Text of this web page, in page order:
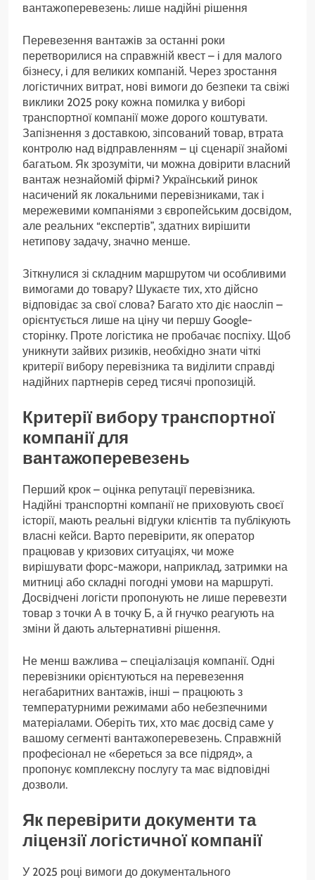
вантажоперевезень: лише надійні рішення
Перевезення вантажів за останні роки
перетворилися на справжній квест – і для малого
бізнесу, і для великих компаній. Через зростання
логістичних витрат, нові вимоги до безпеки та свіжі
виклики 2025 року кожна помилка у виборі
транспортної компанії може дорого коштувати.
Запізнення з доставкою, зіпсований товар, втрата
контролю над відправленням – ці сценарії знайомі
багатьом. Як зрозуміти, чи можна довірити власний
вантаж незнайомій фірмі? Український ринок
насичений як локальними перевізниками, так і
мережевими компаніями з європейським досвідом,
але реальних “експертів”, здатних вирішити
нетипову задачу, значно менше.
Зіткнулися зі складним маршрутом чи особливими
вимогами до товару? Шукаєте тих, хто дійсно
відповідає за свої слова? Багато хто діє наосліп –
орієнтується лише на ціну чи першу Google-
сторінку. Проте логістика не пробачає поспіху. Щоб
уникнути зайвих ризиків, необхідно знати чіткі
критерії вибору перевізника та виділити справді
надійних партнерів серед тисячі пропозицій.
Критерії вибору транспортної
компанії для
вантажоперевезень
Перший крок – оцінка репутації перевізника.
Надійні транспортні компанії не приховують своєї
історії, мають реальні відгуки клієнтів та публікують
власні кейси. Варто перевірити, як оператор
працював у кризових ситуаціях, чи може
вирішувати форс-мажори, наприклад, затримки на
митниці або складні погодні умови на маршруті.
Досвідчені логісти пропонують не лише перевезти
товар з точки А в точку Б, а й гнучко реагують на
зміни й дають альтернативні рішення.
Не менш важлива – спеціалізація компанії. Одні
перевізники орієнтуються на перевезення
негабаритних вантажів, інші – працюють з
температурними режимами або небезпечними
матеріалами. Оберіть тих, хто має досвід саме у
вашому сегменті вантажоперевезень. Справжній
професіонал не «береться за все підряд», а
пропонує комплексну послугу та має відповідні
дозволи.
Як перевірити документи та
ліцензії логістичної компанії
У 2025 році вимоги до документального